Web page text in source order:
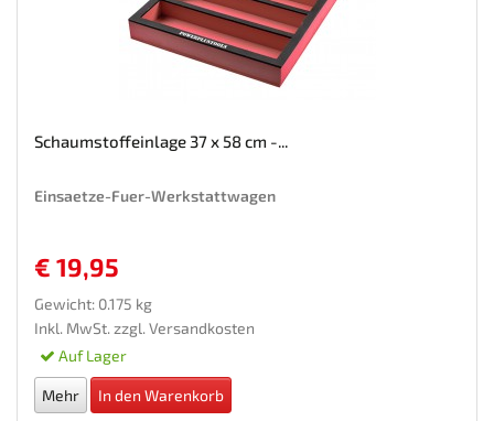
Schaumstoffeinlage 37 x 58 cm -...
Einsaetze-Fuer-Werkstattwagen
€ 19,95
Gewicht: 0.175 kg
Inkl. MwSt. zzgl. Versandkosten
Auf Lager
Mehr In den Warenkorb